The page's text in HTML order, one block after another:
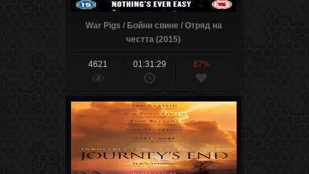
War Pigs / Бойни свине / Отряд на
честта (2015)
4621 01:31:29 87%